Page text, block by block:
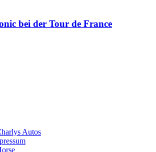
bei der Tour de France
Autos